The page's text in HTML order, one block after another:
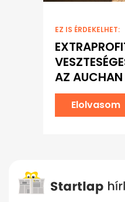
EZ IS ÉRDEKELHET:
AZ AUCHAN
Elolvasom